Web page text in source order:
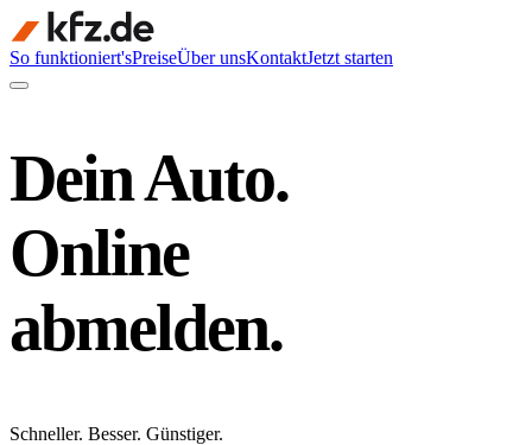
So funktioniert'sPreiseÜber unsKontaktJetzt starten
Dein Auto.
Online
abmelden.
Schneller. Besser. Günstiger.